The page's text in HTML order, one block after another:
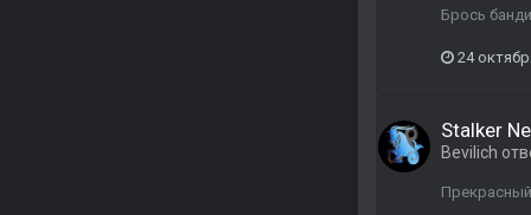
Брось
24
Stalker
Bevilich